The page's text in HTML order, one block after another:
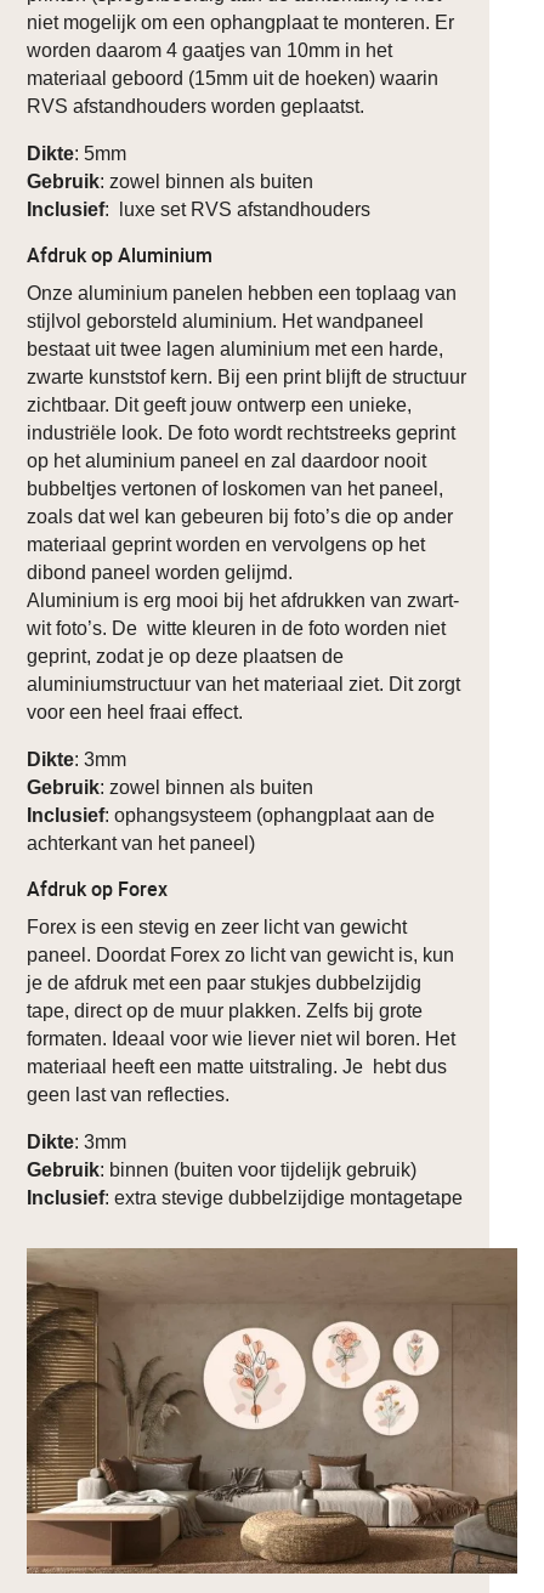
niet mogelijk om een ophangplaat te monteren. Er
worden daarom 4 gaatjes van 10mm in het
materiaal geboord (15mm uit de hoeken) waarin
RVS afstandhouders worden geplaatst.
Dikte: 5mm
Gebruik: zowel binnen als buiten
Inclusief: luxe set RVS afstandhouders
Afdruk op Aluminium
Onze aluminium panelen hebben een toplaag van
stijlvol geborsteld aluminium. Het wandpaneel
bestaat uit twee lagen aluminium met een harde,
zwarte kunststof kern. Bij een print blijft de structuur
zichtbaar. Dit geeft jouw ontwerp een unieke,
industriële look. De foto wordt rechtstreeks geprint
op het aluminium paneel en zal daardoor nooit
bubbeltjes vertonen of loskomen van het paneel,
zoals dat wel kan gebeuren bij foto’s die op ander
materiaal geprint worden en vervolgens op het
dibond paneel worden gelijmd.
Aluminium is erg mooi bij het afdrukken van zwart-
wit foto’s. De witte kleuren in de foto worden niet
geprint, zodat je op deze plaatsen de
aluminiumstructuur van het materiaal ziet. Dit zorgt
voor een heel fraai effect.
Dikte: 3mm
Gebruik: zowel binnen als buiten
Inclusief: ophangsysteem (ophangplaat aan de
achterkant van het paneel)
Afdruk op Forex
Forex is een stevig en zeer licht van gewicht
paneel. Doordat Forex zo licht van gewicht is, kun
je de afdruk met een paar stukjes dubbelzijdig
tape, direct op de muur plakken. Zelfs bij grote
formaten. Ideaal voor wie liever niet wil boren. Het
materiaal heeft een matte uitstraling. Je hebt dus
geen last van reflecties.
Dikte: 3mm
Gebruik: binnen (buiten voor tijdelijk gebruik)
Inclusief: extra stevige dubbelzijdige montagetape